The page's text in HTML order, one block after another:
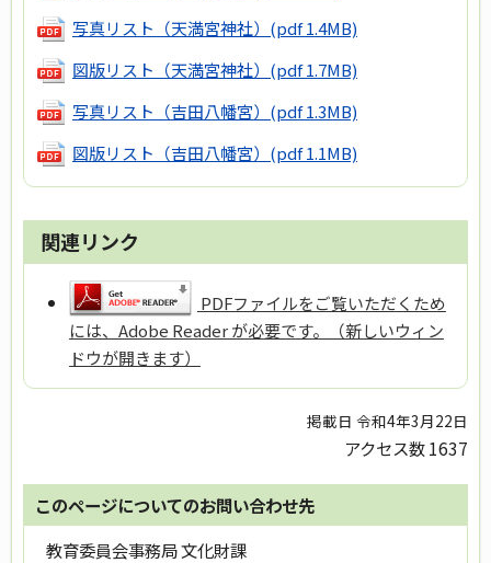
写真リスト（天満宮神社） (pdf 1.4MB)
図版リスト（天満宮神社） (pdf 1.7MB)
写真リスト（吉田八幡宮） (pdf 1.3MB)
図版リスト（吉田八幡宮） (pdf 1.1MB)
関連リンク
PDFファイルをご覧いただくため
には、Adobe Reader が必要です。（新しいウィン
ドウが開きます）
掲載日 令和4年3月22日
アクセス数1637
このページについてのお問い合わせ先
教育委員会事務局 文化財課